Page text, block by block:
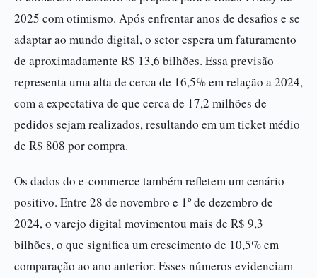
2025 com otimismo. Após enfrentar anos de desafios e se
adaptar ao mundo digital, o setor espera um faturamento
de aproximadamente R$ 13,6 bilhões. Essa previsão
representa uma alta de cerca de 16,5% em relação a 2024,
com a expectativa de que cerca de 17,2 milhões de
pedidos sejam realizados, resultando em um ticket médio
de R$ 808 por compra.
Os dados do e-commerce também refletem um cenário
positivo. Entre 28 de novembro e 1º de dezembro de
2024, o varejo digital movimentou mais de R$ 9,3
bilhões, o que significa um crescimento de 10,5% em
comparação ao ano anterior. Esses números evidenciam